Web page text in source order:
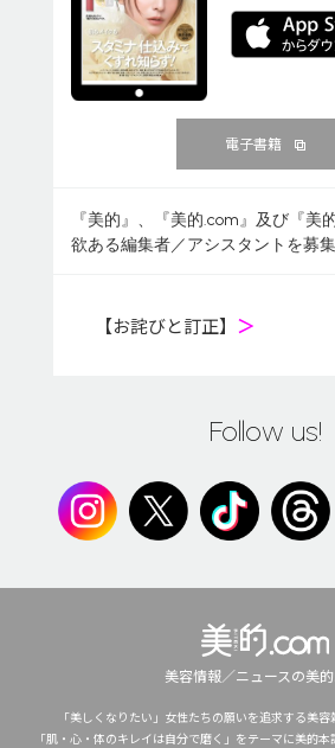
電子書籍
『美的』、『美的.com』及び『美
欲ある編集者／アシスタントを募
【お詫びと訂正】 ＞
Follow us!
美容情報／ニュースの美
「美しくなりたい」女性たちの願いを追求する美容
「肌・心・体のキレイは自分で磨く」をテーマに美的